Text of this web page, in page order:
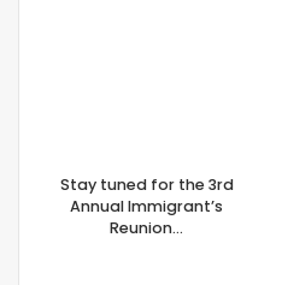
Stay tuned for the 3rd
Annual Immigrant’s
Reunion…